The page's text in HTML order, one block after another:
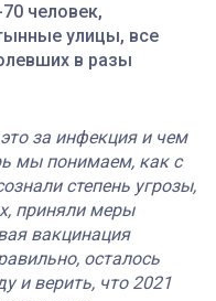
человек,
улицы, все
в разы
за инфекция и чем
мы понимаем, как с
степень угрозы,
приняли меры
вакцинация
осталось
и верить, что 2021